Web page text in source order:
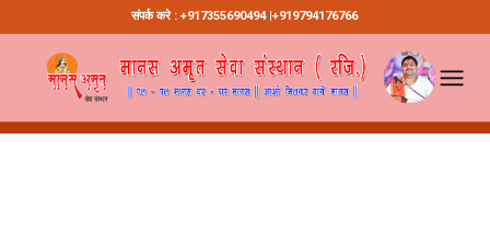
संपर्क करे : +917355690494 |+919794176766